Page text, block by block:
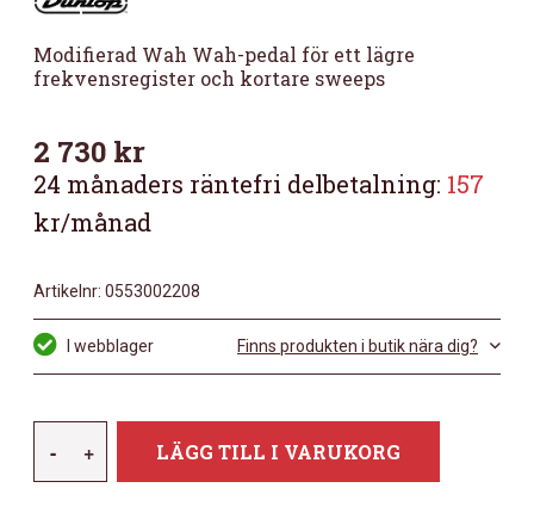
Modifierad Wah Wah-pedal för ett lägre
frekvensregister och kortare sweeps
2 730 kr
24 månaders räntefri delbetalning: 157
kr/månad
Artikelnr: 0553002208
I webblager Finns produkten i butik nära dig?
-
GCJ95
+ LÄGG TILL I VARUKORG